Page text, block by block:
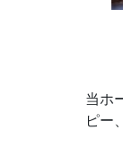
当ホ
ピー